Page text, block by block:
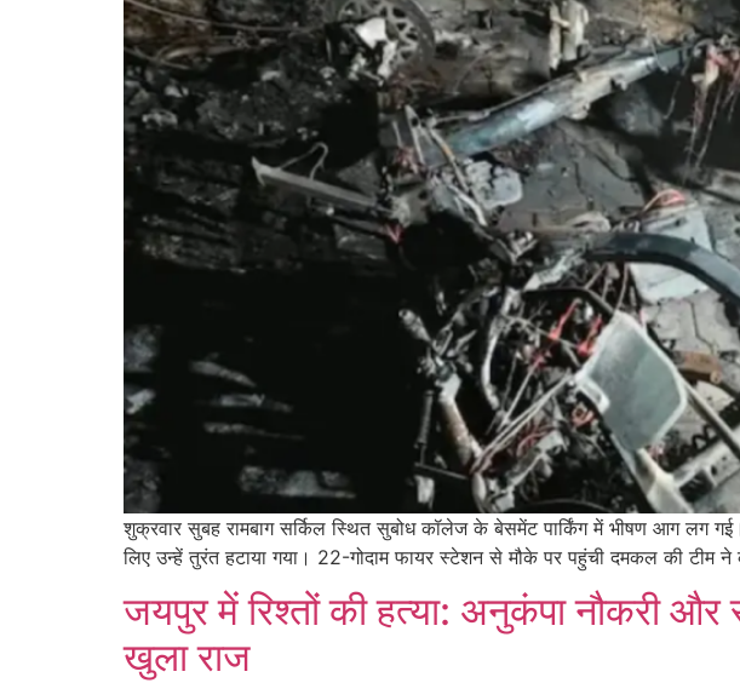
शुक्रवार सुबह रामबाग सर्किल स्थित सुबोध कॉलेज के बेसमेंट पार्किंग में भीषण आग लग
लिए उन्हें तुरंत हटाया गया। 22-गोदाम फायर स्टेशन से मौके पर पहुंची दमकल की टीम
जयपुर में रिश्तों की हत्या: अनुकंपा नौकरी
खुला राज